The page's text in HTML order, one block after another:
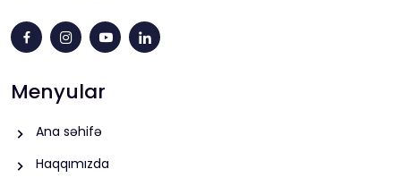
Menyular
Ana səhifə
Haqqımızda